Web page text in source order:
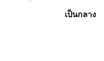
เป็นกลาง